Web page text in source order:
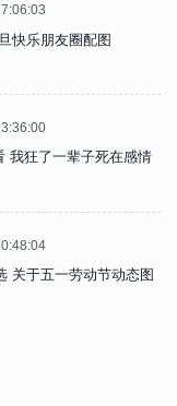
快乐朋友圈配图
我狂了一辈子死在感情
关于五一劳动节动态图